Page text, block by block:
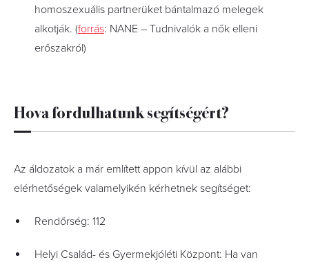
homoszexuális partnerüket bántalmazó melegek
alkotják. (forrás: NANE – Tudnivalók a nők elleni
erőszakról)
Hova fordulhatunk segítségért?
Az áldozatok a már említett appon kívül az alábbi
elérhetőségek valamelyikén kérhetnek segítséget:
Rendőrség: 112
Helyi Család- és Gyermekjóléti Központ: Ha van